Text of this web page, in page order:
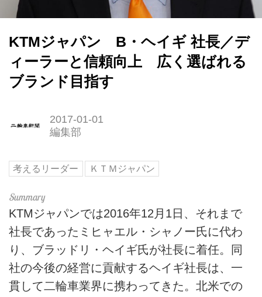
KTMジャパン B・ヘイギ 社長／デ
ィーラーと信頼向上 広く選ばれる
ブランド目指す
2017-01-01
編集部
考えるリーダー ＫＴＭジャパン
KTMジャパンでは2016年12月1日、それまで
社長であったミヒャエル・シャノー氏に代わ
り、ブラッドリ・ヘイギ氏が社長に着任。同
社の今後の経営に貢献するヘイギ社長は、一
貫して二輪車業界に携わってきた。北米での